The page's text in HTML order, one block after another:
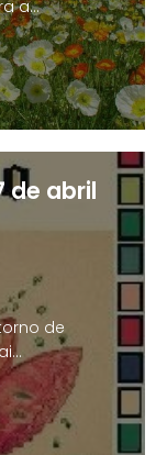
a…
de abril
de